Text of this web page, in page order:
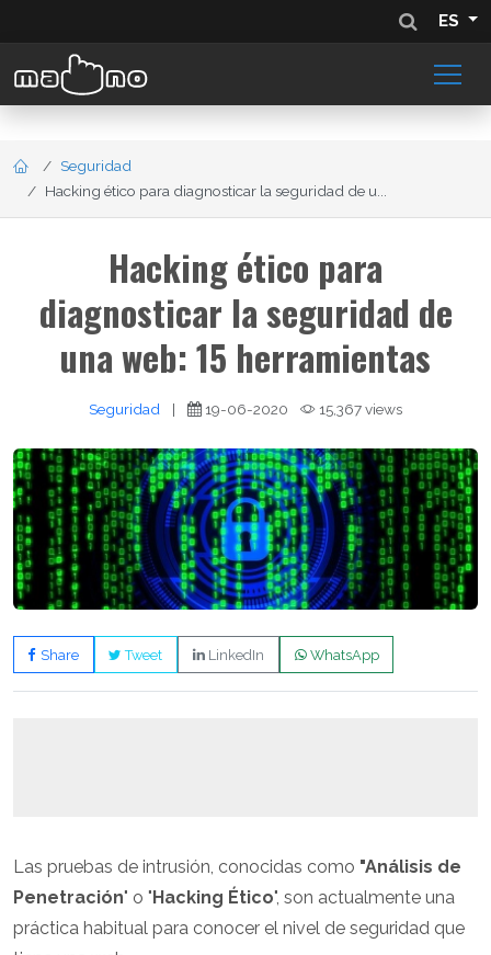
ES
Seguridad
Hacking ético para diagnosticar la seguridad de u...
Hacking ético para
diagnosticar la seguridad de
una web: 15 herramientas
Seguridad | 19-06-2020 15,367 views
Share Tweet LinkedIn WhatsApp
Las pruebas de intrusión, conocidas como "Análisis de
Penetración" o " Hacking Ético", son actualmente una
práctica habitual para conocer el nivel de seguridad que